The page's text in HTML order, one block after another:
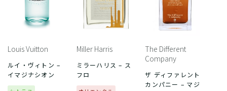
Louis Vuitton
ルイ・ヴィトン –
イマジナシオン
Miller Harris
ミラーハリス – ス
フロ
The Different
Company
ザ ディファレント
カンパニー – マジ